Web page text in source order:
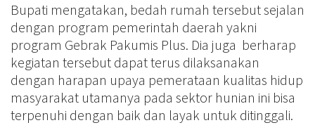
Bupati mengatakan, bedah rumah tersebut sejalan
dengan program pemerintah daerah yakni
program Gebrak Pakumis Plus. Dia juga berharap
kegiatan tersebut dapat terus dilaksanakan
dengan harapan upaya pemerataan kualitas hidup
masyarakat utamanya pada sektor hunian ini bisa
terpenuhi dengan baik dan layak untuk ditinggali.